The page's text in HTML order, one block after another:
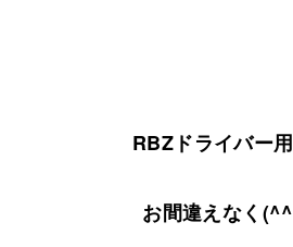
RBZドライバー用
お間違えなく